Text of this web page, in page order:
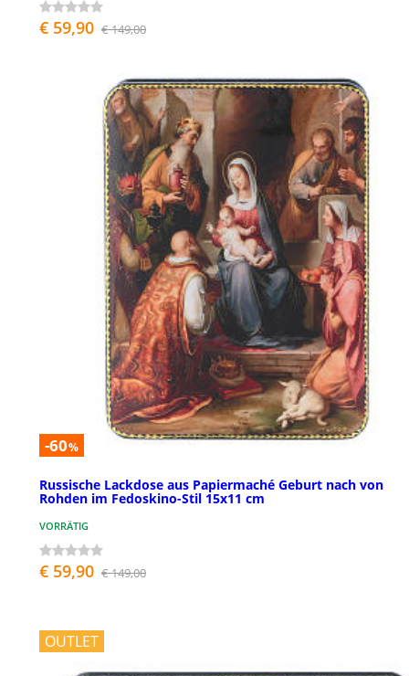
€ 59,90 € 149,00
-60%
Russische Lackdose aus Papiermaché Geburt nach von
Rohden im Fedoskino-Stil 15x11 cm
VORRÄTIG
€ 59,90 € 149,00
OUTLET